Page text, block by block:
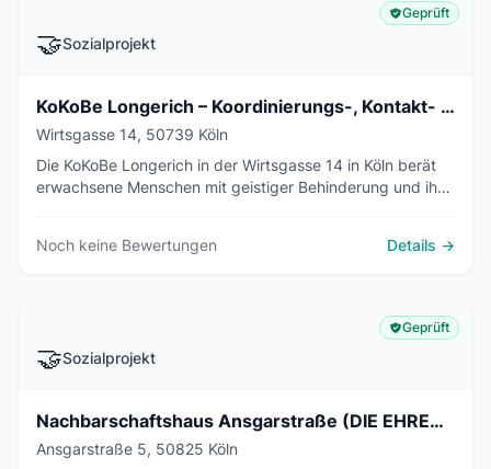
🤝Sozialprojekt
Geprüft
KoKoBe Longerich – Koordinierungs-, Kontakt- und Beratungsstelle
Wirtsgasse 14, 50739 Köln
Die KoKoBe Longerich in der Wirtsgasse 14 in Köln berät
erwachsene Menschen mit geistiger Behinderung und ihre
Noch keine Bewertungen Details →
🤝Sozialprojekt
Geprüft
Nachbarschaftshaus Ansgarstraße (DIE EHRENFELDER)
Ansgarstraße 5, 50825 Köln